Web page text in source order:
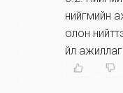
нийгмийн
олон
үйл